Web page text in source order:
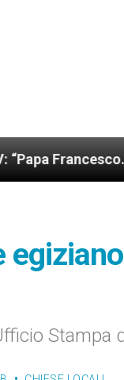
Un
egiziano
Stampa